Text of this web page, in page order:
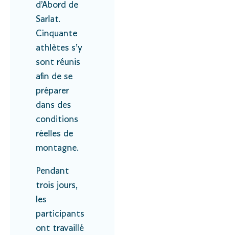
d’Abord de
Sarlat.
Cinquante
athlètes s’y
sont réunis
afin de se
préparer
dans des
conditions
réelles de
montagne.
Pendant
trois jours,
les
participants
ont travaillé